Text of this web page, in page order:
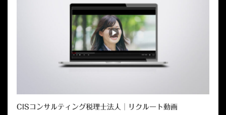
CISコンサルティング税理士法人│リクルート動画